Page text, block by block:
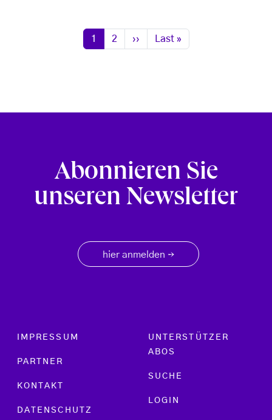
Seitennummerierung
Seite
1 Seite
2 Nächste Seite
›› Letzte Seite
Last »
Abonnieren Sie
unseren Newsletter
hier anmelden →
Footer menu
IMPRESSUM
PARTNER
KONTAKT
DATENSCHUTZ
UNTERSTÜTZER
ABOS
SUCHE
LOGIN